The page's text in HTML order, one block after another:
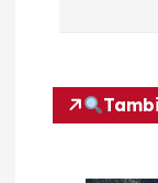
c